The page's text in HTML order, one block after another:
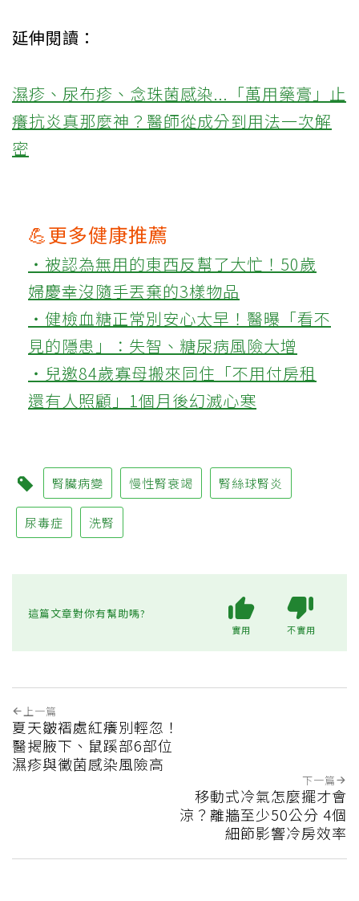
延伸閱讀：
濕疹、尿布疹、念珠菌感染...「萬用藥膏」止
癢抗炎真那麼神？醫師從成分到用法一次解
密
💪更多健康推薦
‧被認為無用的東西反幫了大忙！50歲
婦慶幸沒隨手丟棄的3樣物品
‧健檢血糖正常別安心太早！醫曝「看不
見的隱患」：失智、糖尿病風險大增
‧兒邀84歲寡母搬來同住「不用付房租
還有人照顧」1個月後幻滅心寒
腎臟病變 慢性腎衰竭 腎絲球腎炎
尿毒症 洗腎
這篇文章對你有幫助嗎?
實用 不實用
上一篇
夏天皺褶處紅癢別輕忽！
醫揭腋下、鼠蹊部6部位
濕疹與黴菌感染風險高
下一篇
移動式冷氣怎麼擺才會
涼？離牆至少50公分 4個
細節影響冷房效率